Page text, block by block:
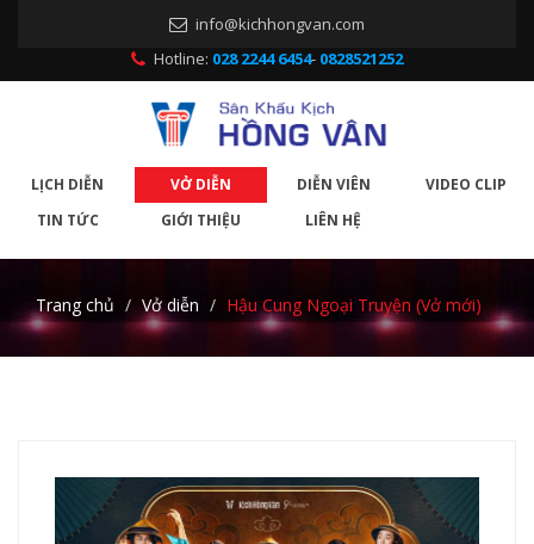
info@kichhongvan.com
Hotline: 028 2244 6454- 0828521252
LỊCH DIỄN VỞ DIỄN DIỄN VIÊN
VIDEO CLIP
TIN TỨC
GIỚI THIỆU LIÊN HỆ
Trang chủ Vở diễn Hậu Cung Ngoại Truyện (Vở mới)